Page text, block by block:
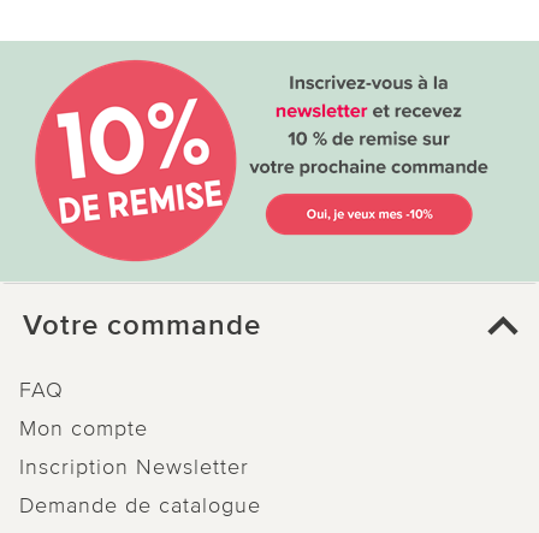
Votre commande
FAQ
Mon compte
Inscription Newsletter
Demande de catalogue